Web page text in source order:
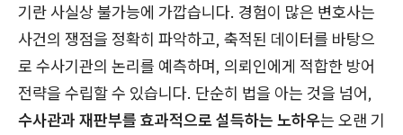
기란 사실상 불가능에 가깝습니다. 경험이 많은 변호사는
사건의 쟁점을 정확히 파악하고, 축적된 데이터를 바탕으
로 수사기관의 논리를 예측하며, 의뢰인에게 적합한 방어
전략을 수립할 수 있습니다. 단순히 법을 아는 것을 넘어,
수사관과 재판부를 효과적으로 설득하는 노하우는 오랜 기